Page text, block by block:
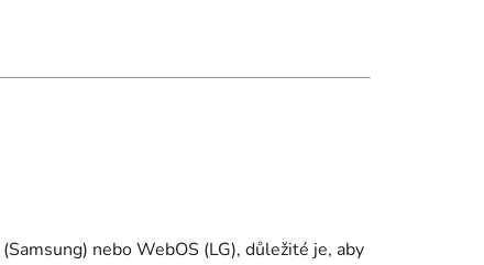
nebo WebOS (LG), důležité je, aby